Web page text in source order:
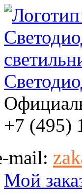
+7 (495)
mail:
Мой